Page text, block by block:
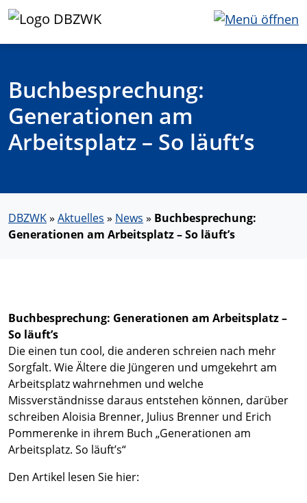
Buchbesprechung:
Generationen am
Arbeitsplatz – So läuft’s
DBZWK» Aktuelles » News » Buchbesprechung:
Generationen am Arbeitsplatz – So läuft’s
Buchbesprechung: Generationen am Arbeitsplatz –
So läuft’s
Die einen tun cool, die anderen schreien nach mehr
Sorgfalt. Wie Ältere die Jüngeren und umgekehrt am
Arbeitsplatz wahrnehmen und welche
Missverständnisse daraus entstehen können, darüber
schreiben Aloisia Brenner, Julius Brenner und Erich
Pommerenke in ihrem Buch „Generationen am
Arbeitsplatz. So läuft’s“
Den Artikel lesen Sie hier: